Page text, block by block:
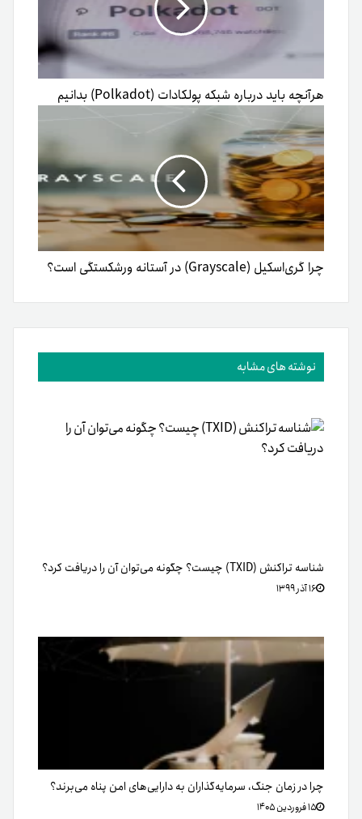
هرآنچه باید درباره شبکه پولکادات (Polkadot) بدانیم
چرا گری‌اسکیل (Grayscale) در آستانه ورشکستگی است؟
نوشته های مشابه
شناسه تراکنش (TXID) چیست؟ چگونه می‌توان آن را دریافت کرد؟
۱۶ آذر ۱۳۹۹
چرا در زمان جنگ، سرمایه‌گذاران به دارایی‌های امن پناه می‌برند؟
۱۵ فروردین ۱۴۰۵